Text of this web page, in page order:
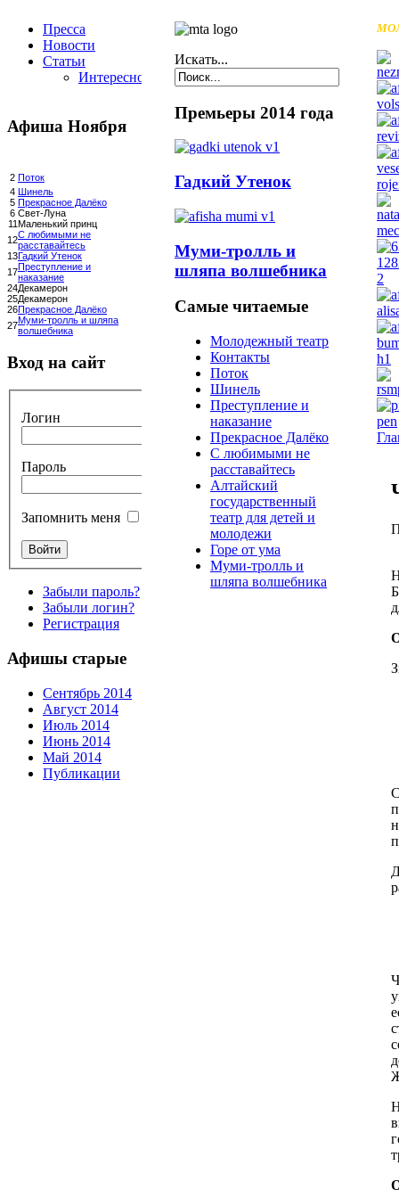
Пресса
Новости
Статьи
Интересное
Афиша Ноября
2 Поток
4 Шинель
5 Прекрасное Далёко
6 Свет-Луна
11Маленький принц
12С любимыми не
расставайтесь
13Гадкий Утенок
17Преступление и
наказание
24Декамерон
25Декамерон
26Прекрасное Далёко
27Муми-тролль и шляпа
волшебника
Вход на сайт
Логин
Пароль
Запомнить меня
Забыли пароль?
Забыли логин?
Регистрация
Афишы старые
Сентябрь 2014
Август 2014
Июль 2014
Июнь 2014
Май 2014
Публикации
Искать...
Премьеры 2014 года
Гадкий Утенок
Муми-тролль и
шляпа волшебника
Самые читаемые
Молодежный театр
Контакты
Поток
Шинель
Преступление и
наказание
Прекрасное Далёко
С любимыми не
расставайтесь
Алтайский
государственный
театр для детей и
молодежи
Горе от ума
Муми-тролль и
шляпа волшебника